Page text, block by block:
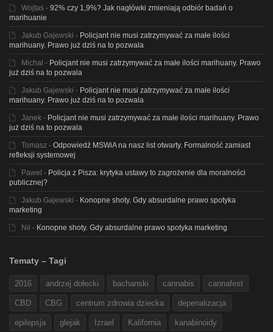
Wojtas - 92% czy 1,9%? Jak nagłówki zmieniają odbiór badań o
marihuanie
Jakub Gajewski - Policjant nie musi zatrzymywać za małe ilości
marihuany. Prawo już dziś na to pozwala
Michal - Policjant nie musi zatrzymywać za małe ilości marihuany. Prawo
już dziś na to pozwala
Jakub Gajewski - Policjant nie musi zatrzymywać za małe ilości
marihuany. Prawo już dziś na to pozwala
Janek - Policjant nie musi zatrzymywać za małe ilości marihuany. Prawo
już dziś na to pozwala
Tomasz - Odpowiedź MSWiA na nasz list otwarty. Formalność zamiast
refleksji systemowej
Pawel - Policja z Pisza: krytyka ustawy to zagrożenie dla moralności
publicznej?
Jakub Gajewski - Konopne shoty. Gdy absurdalne prawo spotyka
marketing
Nil - Konopne shoty. Gdy absurdalne prawo spotyka marketing
Tematy – Tagi
2016 andrzej dołecki bachanski cannabis cannafest
CBD CBG centrum zdrowia dziecka depenalizacja
epilepsja glejak Izrael Kalifornia kanabinoidy